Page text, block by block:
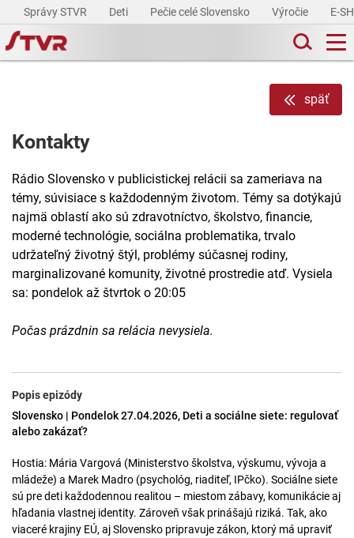
Správy STVR Deti Pečie celé Slovensko Výročie E-
späť
Kontakty
Rádio Slovensko v publicistickej relácii sa zameriava na
témy, súvisiace s každodenným životom. Témy sa dotýkajú
najmä oblastí ako sú zdravotníctvo, školstvo, financie,
moderné technológie, sociálna problematika, trvalo
udržateľný životný štýl, problémy súčasnej rodiny,
marginalizované komunity, životné prostredie atď. Vysiela
sa: pondelok až štvrtok o 20:05
Počas prázdnin sa relácia nevysiela.
Popis epizódy
Slovensko | Pondelok 27.04.2026, Deti a sociálne siete: regulovať
alebo zakázať?
Hostia: Mária Vargová (Ministerstvo školstva, výskumu, vývoja a
mládeže) a Marek Madro (psychológ, riaditeľ, IPčko). Sociálne siete
sú pre deti každodennou realitou – miestom zábavy, komunikácie aj
hľadania vlastnej identity. Zároveň však prinášajú riziká. Tak, ako
viaceré krajiny EÚ, aj Slovensko pripravuje zákon, ktorý má upraviť